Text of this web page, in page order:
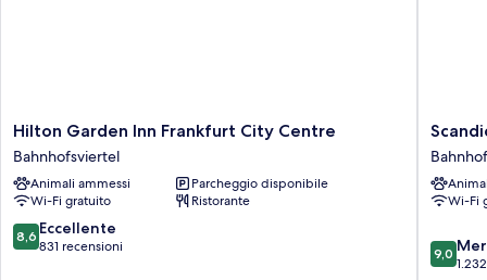
Hilton
Garden
Inn
Frankfurt
City
Centre
Bahnhofsviertel
Hilton Garden Inn Frankfurt City Centre
Bahnhofsviertel
Animali ammessi
Parcheggio disponibile
Wi-Fi gratuito
Ristorante
8.6
su
8,6 Eccellente
831 recensioni
Scandic
Wi-Fi
9.0
su
9,0